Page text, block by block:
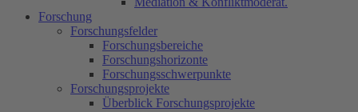
Forschung
Forschungsfelder
Forschungsbereiche
Forschungshorizonte
Forschungsschwerpunkte
Forschungsprojekte
Überblick Forschungsprojekte